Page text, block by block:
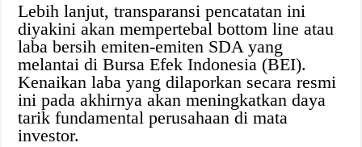
Lebih lanjut, transparansi pencatatan ini
diyakini akan mempertebal bottom line atau
laba bersih emiten-emiten SDA yang
melantai di Bursa Efek Indonesia (BEI).
Kenaikan laba yang dilaporkan secara resmi
ini pada akhirnya akan meningkatkan daya
tarik fundamental perusahaan di mata
investor.